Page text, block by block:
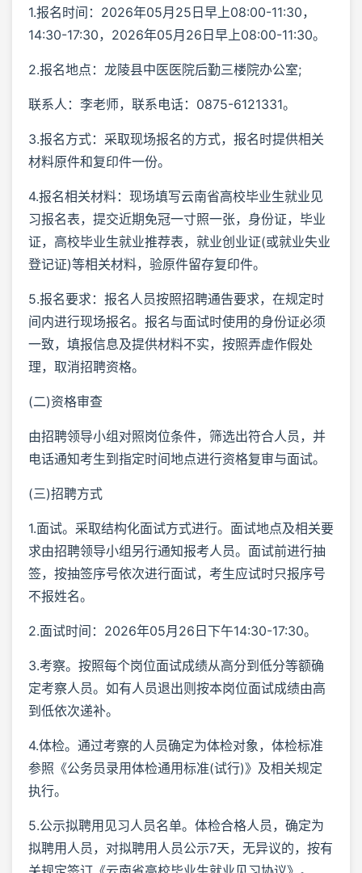
1.报名时间：2026年05月25日早上08:00-11:30，
14:30-17:30，2026年05月26日早上08:00-11:30。
2.报名地点：龙陵县中医医院后勤三楼院办公室;
联系人：李老师，联系电话：0875-6121331。
3.报名方式：采取现场报名的方式，报名时提供相关
材料原件和复印件一份。
4.报名相关材料：现场填写云南省高校毕业生就业见
习报名表，提交近期免冠一寸照一张，身份证，毕业
证，高校毕业生就业推荐表，就业创业证(或就业失业
登记证)等相关材料，验原件留存复印件。
5.报名要求：报名人员按照招聘通告要求，在规定时
间内进行现场报名。报名与面试时使用的身份证必须
一致，填报信息及提供材料不实，按照弄虚作假处
理，取消招聘资格。
(二)资格审查
由招聘领导小组对照岗位条件，筛选出符合人员，并
电话通知考生到指定时间地点进行资格复审与面试。
(三)招聘方式
1.面试。采取结构化面试方式进行。面试地点及相关要
求由招聘领导小组另行通知报考人员。面试前进行抽
签，按抽签序号依次进行面试，考生应试时只报序号
不报姓名。
2.面试时间：2026年05月26日下午14:30-17:30。
3.考察。按照每个岗位面试成绩从高分到低分等额确
定考察人员。如有人员退出则按本岗位面试成绩由高
到低依次递补。
4.体检。通过考察的人员确定为体检对象，体检标准
参照《公务员录用体检通用标准(试行)》及相关规定
执行。
5.公示拟聘用见习人员名单。体检合格人员，确定为
拟聘用人员，对拟聘用人员公示7天，无异议的，按有